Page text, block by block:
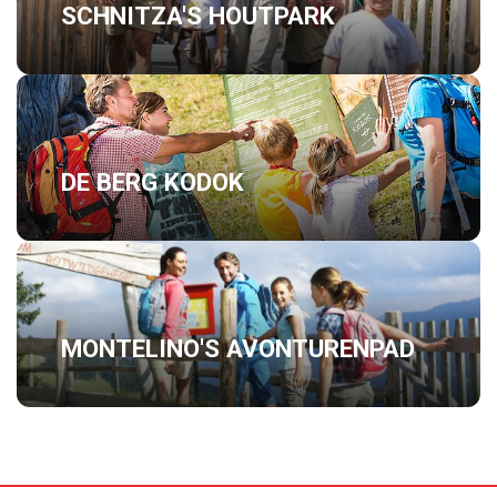
SCHNITZA'S HOUTPARK
DE BERG KODOK
MONTELINO'S AVONTURENPAD